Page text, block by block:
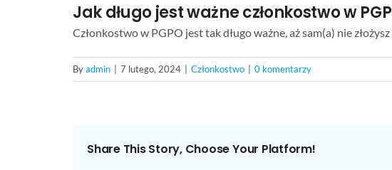
Jak długo jest ważne członkostwo w
Członkostwo w PGPO jest tak długo ważne, aż sam(a) nie
Byadmin 7 lutego, 2024 Członkostwo 0 komentarzy
Share This Story, Choose Your Platform!